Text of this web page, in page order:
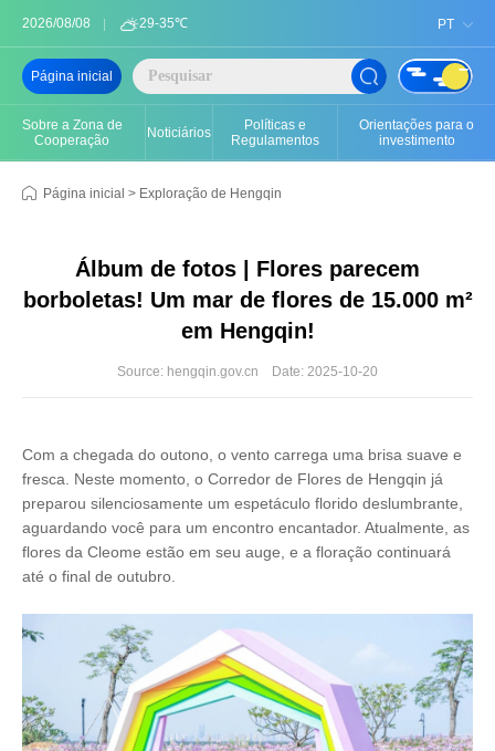
2026/08/08 29-35℃ PT
Sobre a Zona de
Cooperação
Noticiários
Políticas e
Regulamentos
Orientações para o
investimento
Página inicial
Página inicial > Exploração de Hengqin
Álbum de fotos | Flores parecem
borboletas! Um mar de flores de 15.000 m²
em Hengqin!
Source: hengqin.gov.cn Date: 2025-10-20
Com a chegada do outono, o vento carrega uma brisa suave e
fresca. Neste momento, o Corredor de Flores de Hengqin já
preparou silenciosamente um espetáculo florido deslumbrante,
aguardando você para um encontro encantador. Atualmente, as
flores da Cleome estão em seu auge, e a floração continuará
até o final de outubro.